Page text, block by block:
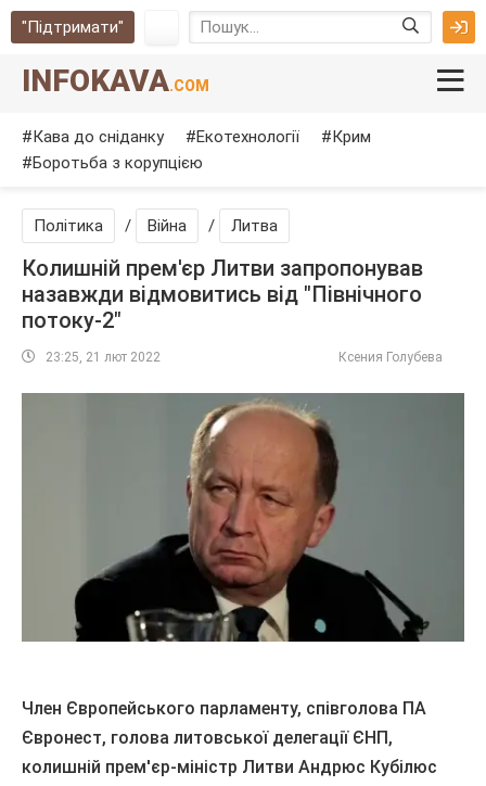
"Підтримати"
INFOKAVA.COM
Кава до сніданку Екотехнології
Крим
Боротьба з корупцією
Політика / Війна / Литва
Колишній прем'єр Литви запропонував
назавжди відмовитись від "Північного
потоку-2"
23:25, 21 лют 2022 Ксения Голубева
Член Європейського парламенту, співголова ПА
Євронест, голова литовської делегації ЄНП,
колишній прем'єр-міністр Литви Андрюс Кубілюс